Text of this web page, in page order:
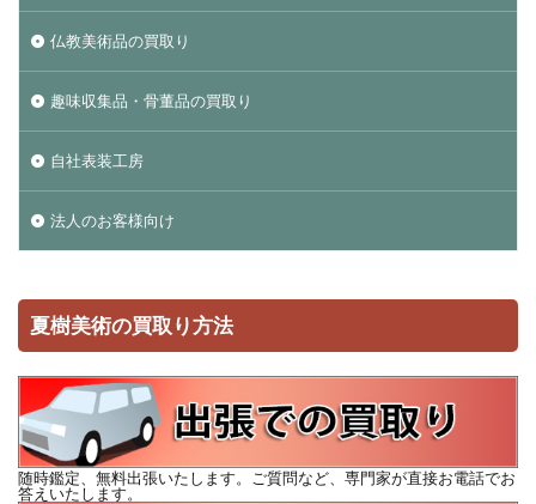
仏教美術品の買取り
趣味収集品・骨董品の買取り
自社表装工房
法人のお客様向け
夏樹美術の買取り方法
随時鑑定、無料出張いたします。ご質問など、専門家が直接お電話でお
答えいたします。